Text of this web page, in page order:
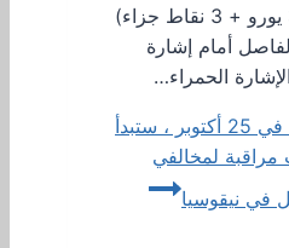
الأحمر (300 يورو + 3 نقاط جزاء)
أمام إشارة
الحمراء…
في 25 أكتوبر ، ستبدأ
مراقبة لمخالفي
في نيقوسيا